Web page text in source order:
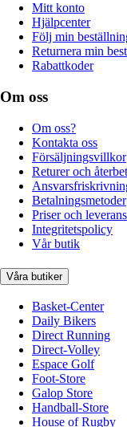
Mitt konto
Hjälpcenter
Följ min
Returnera min
Rabattkoder
Om oss
Om oss?
Kontakta oss
Försäljningsvillkor
Returer och
Betalningsmetoder
Priser och
Integritetspolicy
Vår butik
Våra butiker
Basket-Center
Daily Bikers
Direct Running
Direct-Volley
Espace Golf
Foot-Store
Galop Store
Handball-Store
House of Rugby